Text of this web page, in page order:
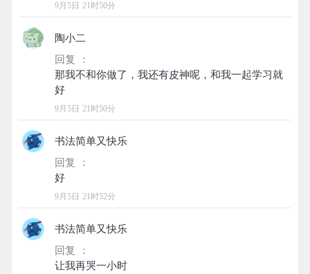
9月5日 21时50分
陶小二
回复 ：
那我不和你做了，我还有皮神呢，和我一起学习就
9月5日 21时50分
书法简单又快乐
回复 ：
9月5日 21时52分
书法简单又快乐
回复 ：